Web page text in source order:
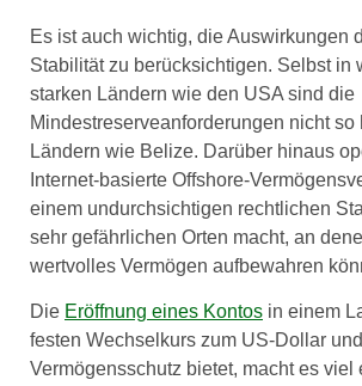
Es ist auch wichtig, die Auswirkungen
Stabilität zu berücksichtigen. Selbst in
starken Ländern wie den USA sind die
Mindestreserveanforderungen nicht so
Ländern wie Belize. Darüber hinaus
Internet-basierte Offshore-
einem undurchsichtigen rechtlichen
sehr gefährlichen Orten macht, an
wertvolles Vermögen aufbewahren
Die Eröffnung eines Kontos in einem
festen Wechselkurs zum US-Dollar und
Vermögensschutz bietet, macht es viel